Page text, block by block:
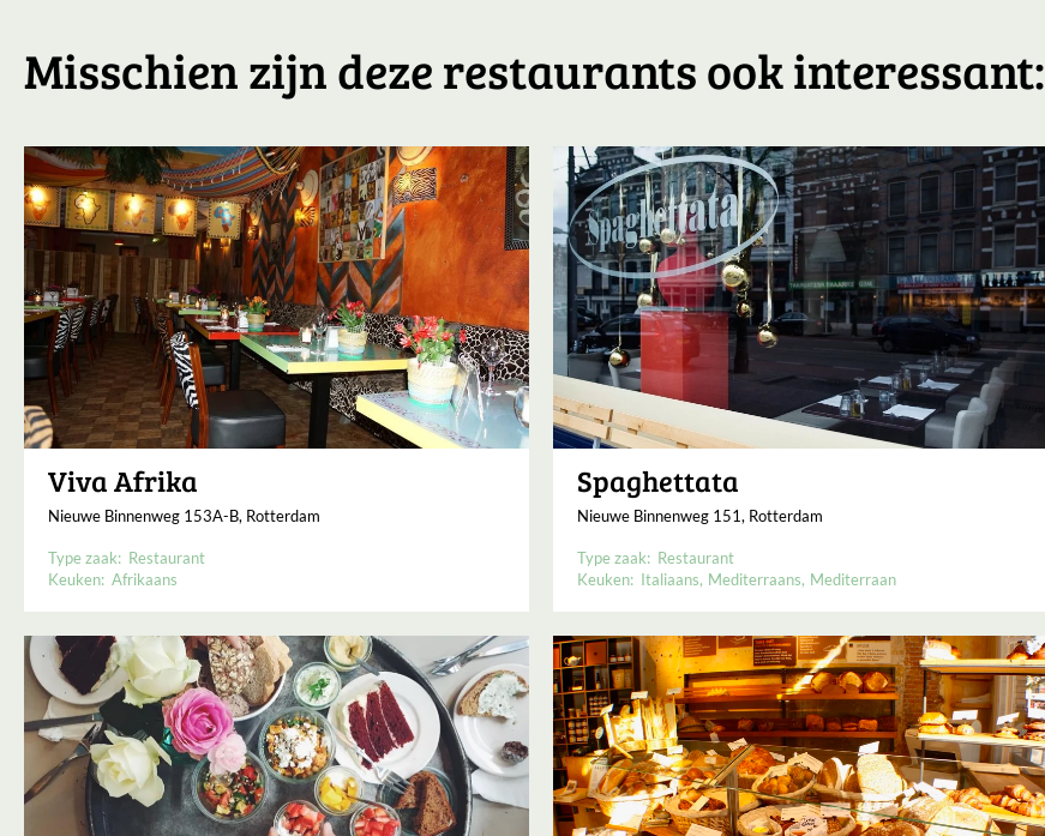
Misschien zijn deze restaurants ook interessant:
Viva Afrika
Nieuwe Binnenweg 153A-B, Rotterdam
Type zaak: Restaurant
Keuken: Afrikaans
Spaghettata
Nieuwe Binnenweg 151, Rotterdam
Type zaak: Restaurant
Keuken: Italiaans Mediterraans Mediterraan